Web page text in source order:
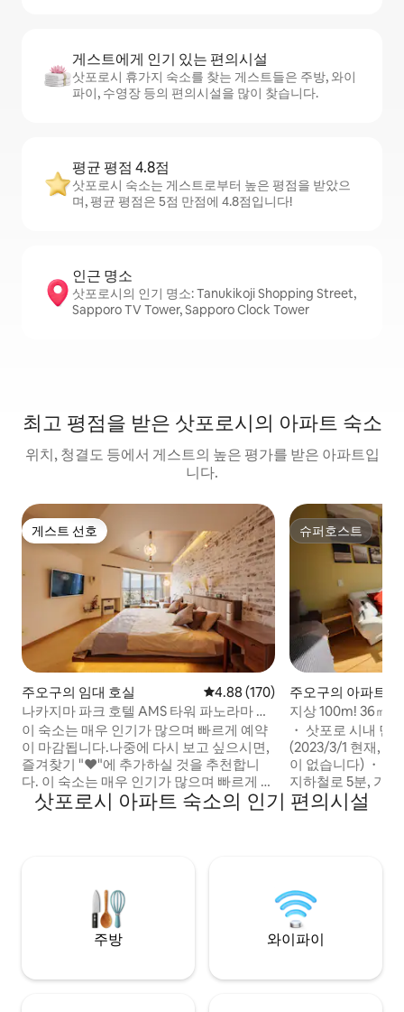
게스트에게 인기 있는 편의시설
삿포로시 휴가지 숙소를 찾는 게스트들은 주방, 와이
파이, 수영장 등의 편의시설을 많이 찾습니다.
평균 평점 4.8점
삿포로시 숙소는 게스트로부터 높은 평점을 받았으
며, 평균 평점은 5점 만점에 4.8점입니다!
인근 명소
삿포로시의 인기 명소: Tanukikoji Shopping Street,
Sapporo TV Tower, Sapporo Clock Tower
최고 평점을 받은 삿포로시의 아파트 숙소
위치, 청결도 등에서 게스트의 높은 평가를 받은 아파트입
니다.
게스트 선호
게스트 선호
주오구의 임대 호실 평점 4.88점(5점 만점), 후기 170
4.88 (170)
나카지마 파크 호텔 AMS 타워 파노라마 전
망、Pa...
이 숙소는 매우 인기가 많으며 빠르게 예약
이 마감됩니다.나중에 다시 보고 싶으시면,
즐겨찾기 "♥"에 추가하실 것을 추천합니
다. 이 숙소는 매우 인기가 많으며 빠르게 예
약이 마감됩니다. 나중에 다시 돌아와 확인
할 수 있도록 즐겨찾기에 추가하시기를 권
장해드립니다. 젯 욕조가 있습니다. 2. 위치
아파트 건물 31층에서 바라보는 멋진 전망.
삿포로 시내와 나카지마 공원이 내려다보
라강 불꽃놀이를 가까이서 감상하실 수도
슈퍼호스트
슈퍼호스트
주오구의 아파트
지상 100m! 36㎡
No.1의 절경 스위
・ 삿포로 시내 민
(2023/3/1 현재, 33
이 없습니다) ・ 뛰어난 위치. 사파로역에서
지하철로 5분, 가
역 도보로 2분, 공
로 3분, 스스키노
가장 높은 층의 객
안한 숙박을 약속
별한 객실에서 어떠세요? ・ 호
도 여행에 없어서
삿포로시 아파트 숙소의 인기 편의시설
주방 와이파이